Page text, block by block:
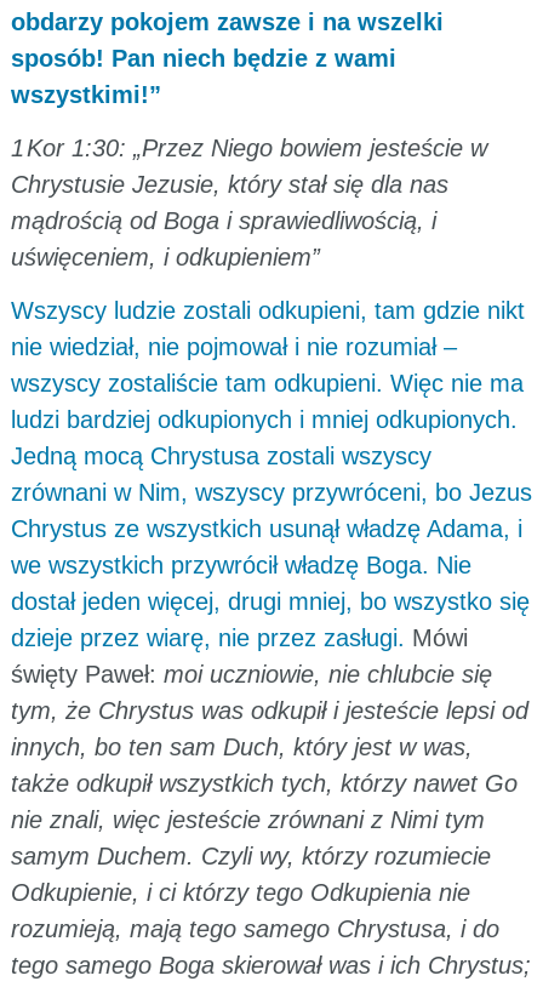
obdarzy pokojem zawsze i na wszelki
sposób! Pan niech będzie z wami
wszystkimi!”
1 Kor 1:30: „Przez Niego bowiem jesteście w
Chrystusie Jezusie, który stał się dla nas
mądrością od Boga i sprawiedliwością, i
uświęceniem, i odkupieniem”
Wszyscy ludzie zostali odkupieni, tam gdzie nikt
nie wiedział, nie pojmował i nie rozumiał –
wszyscy zostaliście tam odkupieni. Więc nie ma
ludzi bardziej odkupionych i mniej odkupionych.
Jedną mocą Chrystusa zostali wszyscy
zrównani w Nim, wszyscy przywróceni, bo Jezus
Chrystus ze wszystkich usunął władzę Adama, i
we wszystkich przywrócił władzę Boga. Nie
dostał jeden więcej, drugi mniej, bo wszystko się
dzieje przez wiarę, nie przez zasługi. Mówi
święty Paweł: moi uczniowie, nie chlubcie się
tym, że Chrystus was odkupił i jesteście lepsi od
innych, bo ten sam Duch, który jest w was,
także odkupił wszystkich tych, którzy nawet Go
nie znali, więc jesteście zrównani z Nimi tym
samym Duchem. Czyli wy, którzy rozumiecie
Odkupienie, i ci którzy tego Odkupienia nie
rozumieją, mają tego samego Chrystusa, i do
tego samego Boga skierował was i ich Chrystus;